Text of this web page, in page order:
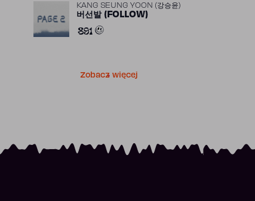
KANG SEUNG YOON (강승윤)
버선발 (FOLLOW)
891
Zobacz więcej